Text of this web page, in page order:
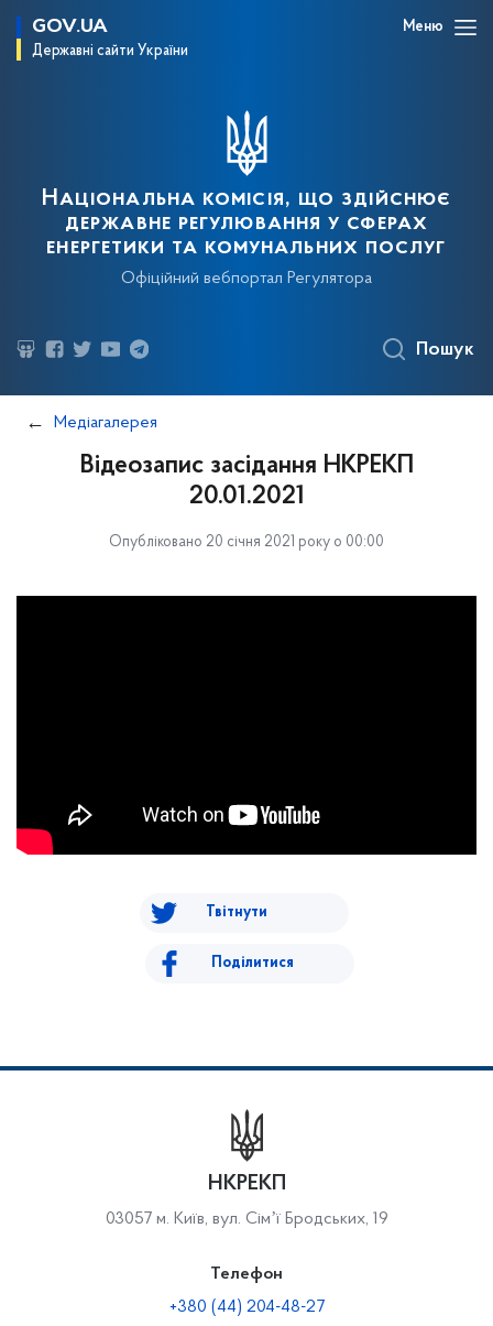
GOV.UA
Державні сайти України
Меню
Національна комісія, що здійснює
державне регулювання у сферах
енергетики та комунальних послуг
Офіційний вебпортал Регулятора
Пошук
Медіагалерея
Відеозапис засідання НКРЕКП
20.01.2021
Опубліковано 20 січня 2021 року о 00:00
Твітнути
Поділитися
НКРЕКП
03057 м. Київ, вул. Сімʼї Бродських, 19
Телефон
+380 (44) 204-48-27